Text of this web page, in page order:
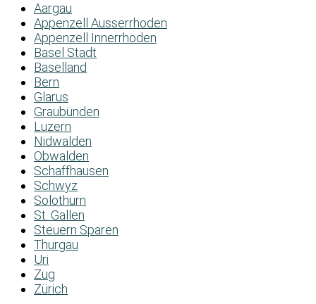
Aargau
Appenzell Ausserrhoden
Appenzell Innerrhoden
Basel Stadt
Baselland
Bern
Glarus
Graubünden
Luzern
Nidwalden
Obwalden
Schaffhausen
Schwyz
Solothurn
St. Gallen
Steuern Sparen
Thurgau
Uri
Zug
Zürich